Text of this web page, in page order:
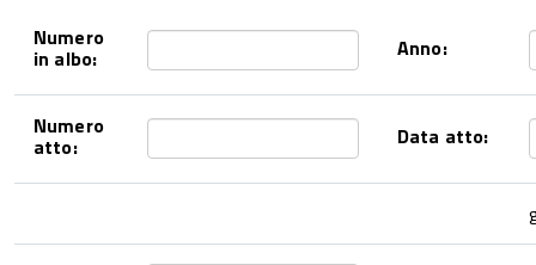
Numero
in albo: Anno:
Numero
atto: Data atto: